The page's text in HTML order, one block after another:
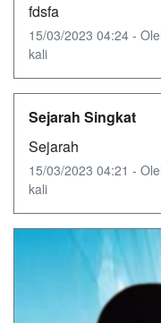
fdsfa
15/03/2023 04:24 -
kali
Sejarah Singkat
Sejarah
15/03/2023 04:21 -
kali